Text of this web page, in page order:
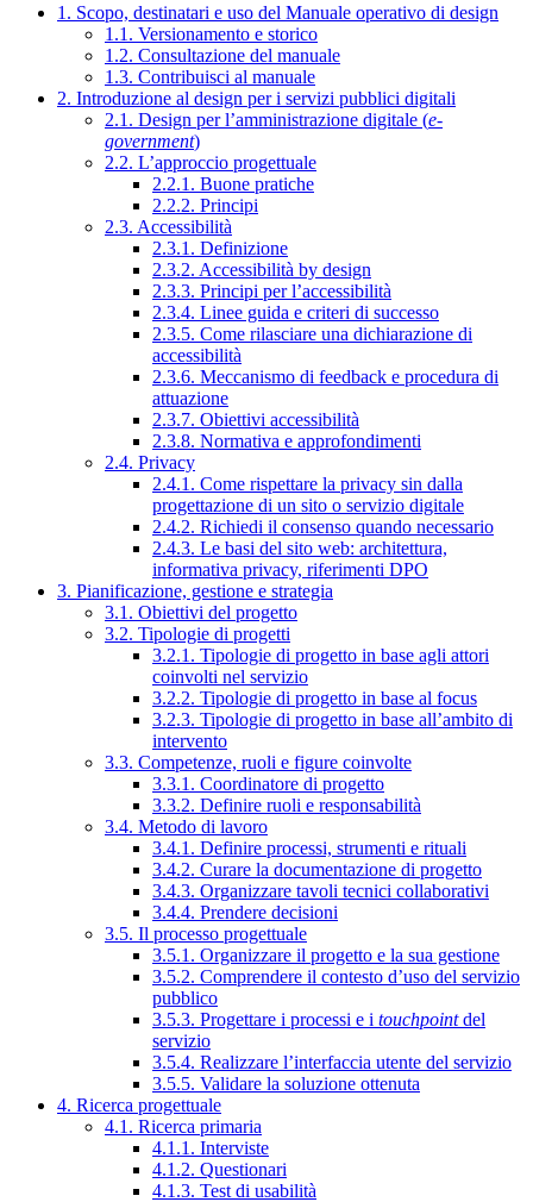
1. Scopo, destinatari e uso del Manuale operativo di design
1.1. Versionamento e storico
1.2. Consultazione del manuale
1.3. Contribuisci al manuale
2. Introduzione al design per i servizi pubblici digitali
2.1. Design per l’amministrazione digitale (e-
government)
2.2. L’approccio progettuale
2.2.1. Buone pratiche
2.2.2. Principi
2.3. Accessibilità
2.3.1. Definizione
2.3.2. Accessibilità by design
2.3.3. Principi per l’accessibilità
2.3.4. Linee guida e criteri di successo
2.3.5. Come rilasciare una dichiarazione di
accessibilità
2.3.6. Meccanismo di feedback e procedura di
attuazione
2.3.7. Obiettivi accessibilità
2.3.8. Normativa e approfondimenti
2.4. Privacy
2.4.1. Come rispettare la privacy sin dalla
progettazione di un sito o servizio digitale
2.4.2. Richiedi il consenso quando necessario
2.4.3. Le basi del sito web: architettura,
informativa privacy, riferimenti DPO
3. Pianificazione, gestione e strategia
3.1. Obiettivi del progetto
3.2. Tipologie di progetti
3.2.1. Tipologie di progetto in base agli attori
coinvolti nel servizio
3.2.2. Tipologie di progetto in base al focus
3.2.3. Tipologie di progetto in base all’ambito di
intervento
3.3. Competenze, ruoli e figure coinvolte
3.3.1. Coordinatore di progetto
3.3.2. Definire ruoli e responsabilità
3.4. Metodo di lavoro
3.4.1. Definire processi, strumenti e rituali
3.4.2. Curare la documentazione di progetto
3.4.3. Organizzare tavoli tecnici collaborativi
3.4.4. Prendere decisioni
3.5. Il processo progettuale
3.5.1. Organizzare il progetto e la sua gestione
3.5.2. Comprendere il contesto d’uso del servizio
pubblico
3.5.3. Progettare i processi e i touchpointdel
servizio
3.5.4. Realizzare l’interfaccia utente del servizio
3.5.5. Validare la soluzione ottenuta
4. Ricerca progettuale
4.1. Ricerca primaria
4.1.1. Interviste
4.1.2. Questionari
4.1.3. Test di usabilità